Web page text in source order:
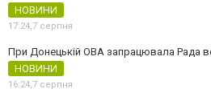
НОВИНИ
17:24,7 серпня
При Донецькій ОВА запрацювала Рада
НОВИНИ
16:24,7 серпня